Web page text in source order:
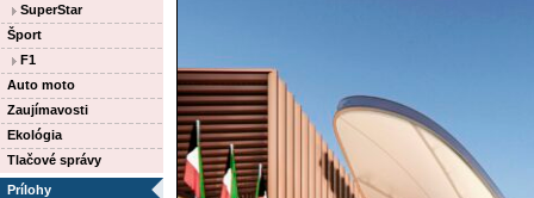
SuperStar
Šport
F1
Auto moto
Zaujímavosti
Ekológia
Tlačové správy
Prílohy